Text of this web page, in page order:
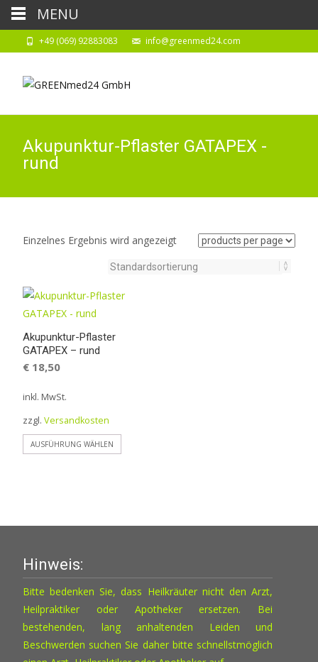
+49 (069) 92883083 info@greenmed24.com
Akupunktur-Pflaster GATAPEX -
rund
Einzelnes Ergebnis wird angezeigt
Akupunktur-Pflaster
GATAPEX – rund
€ 18,50
inkl. MwSt.
zzgl. Versandkosten
AUSFÜHRUNG WÄHLEN
können
Produktseite
gewählt
Hinweis:
Bitte bedenken Sie, dass Heilkräuter nicht den Arzt,
Heilpraktiker oder Apotheker ersetzen. Bei
bestehenden, lang anhaltenden Leiden und
Beschwerden suchen Sie daher bitte schnellstmöglich
MENU